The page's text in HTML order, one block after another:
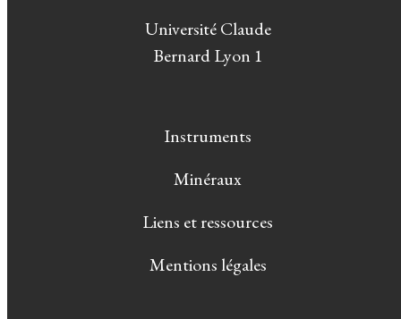
Université Claude
Bernard Lyon 1
Instruments
Minéraux
Liens et ressources
Mentions légales